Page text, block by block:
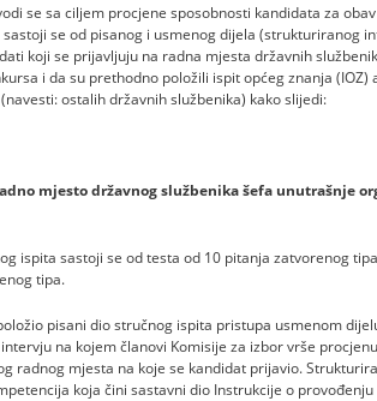
se sa ciljem procjene sposobnosti kandidata za
se od pisanog i usmenog dijela (strukturiranog
koji se prijavljuju na radna mjesta državnih
i da su prethodno položili ispit općeg znanja
ostalih državnih službenika) kako slijedi:
mjesto državnog službenika šefa unutrašnje
ispita sastoji se od testa od 10 pitanja zatvorenog
tipa.
pisani dio stručnog ispita pristupa usmenom
na kojem članovi Komisije za izbor vrše
radnog mjesta na koje se kandidat prijavio.
koja čini sastavni dio Instrukcije o